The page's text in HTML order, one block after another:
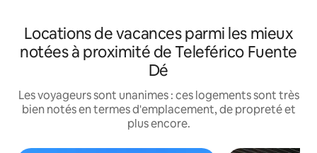
Locations de vacances parmi les mieux
notées à proximité de Teleférico Fuente
Dé
Les voyageurs sont unanimes : ces logements sont très
bien notés en termes d'emplacement, de propreté et
plus encore.